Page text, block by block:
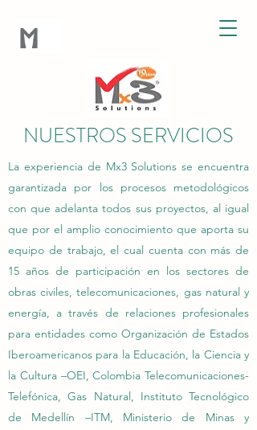
NUESTROS SERVICIOS
La experiencia de Mx3 Solutions se encuentra
garantizada por los procesos metodológicos
con que adelanta todos sus proyectos, al igual
que por el amplio conocimiento que aporta su
equipo de trabajo, el cual cuenta con más de
15 años de participación en los sectores de
obras civiles, telecomunicaciones, gas natural y
energía, a través de relaciones profesionales
para entidades como Organización de Estados
Iberoamericanos para la Educación, la Ciencia y
la Cultura –OEI, Colombia Telecomunicaciones-
Telefónica, Gas Natural, Instituto Tecnológico
de Medellín –ITM, Ministerio de Minas y